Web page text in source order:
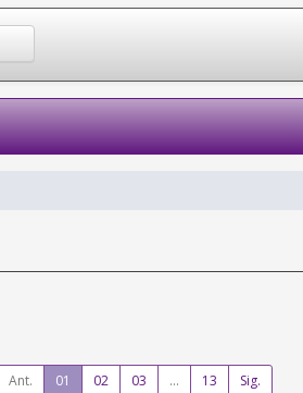
Ant. 01 02 03 ... 13 Sig.